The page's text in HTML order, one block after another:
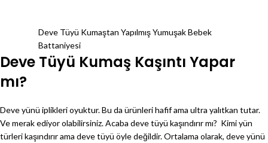
Deve Tüyü Kumaştan Yapılmış Yumuşak Bebek
Battaniyesi
Deve Tüyü Kumaş Kaşıntı Yapar
mı?
Deve yünü iplikleri oyuktur. Bu da ürünleri hafif ama ultra yalıtkan tutar.
Ve merak ediyor olabilirsiniz. Acaba deve tüyü kaşındırır mı? Kimi yün
türleri kaşındırır ama deve tüyü öyle değildir. Ortalama olarak, deve yünü